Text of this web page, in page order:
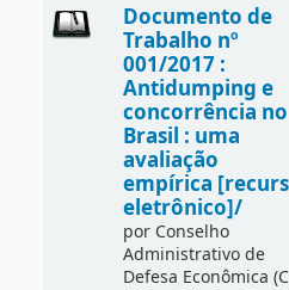
Documento de
Trabalho nº
001/2017 :
Antidumping e
concorrência no
Brasil : uma
avaliação
empírica
eletrônico]/
por Conselho
Administrativo de
Defesa Econômica